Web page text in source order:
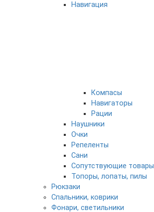
Навигация
Компасы
Навигаторы
Рации
Наушники
Очки
Репеленты
Сани
Сопутствующие товары
Топоры, лопаты, пилы
Рюкзаки
Спальники, коврики
Фонари, светильники